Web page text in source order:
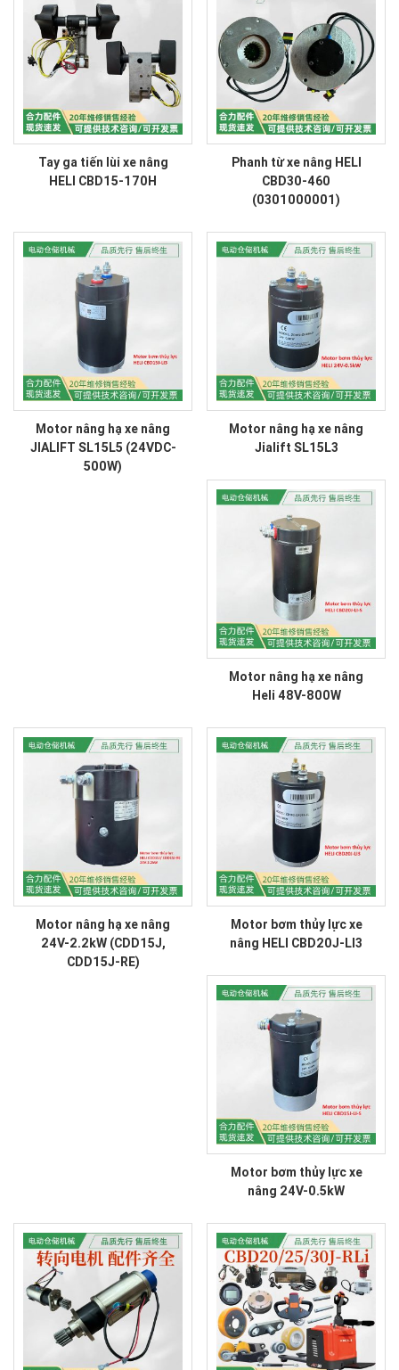
Tay ga tiến lùi xe nâng
HELI CBD15-170H
Phanh từ xe nâng HELI
CBD30-460
(0301000001)
Motor nâng hạ xe nâng
JIALIFT SL15L5 (24VDC-
500W)
Motor nâng hạ xe nâng
Jialift SL15L3
Motor nâng hạ xe nâng
Heli 48V-800W
Motor nâng hạ xe nâng
24V-2.2kW (CDD15J,
CDD15J-RE)
Motor bơm thủy lực xe
nâng HELI CBD20J-LI3
Motor bơm thủy lực xe
nâng 24V-0.5kW